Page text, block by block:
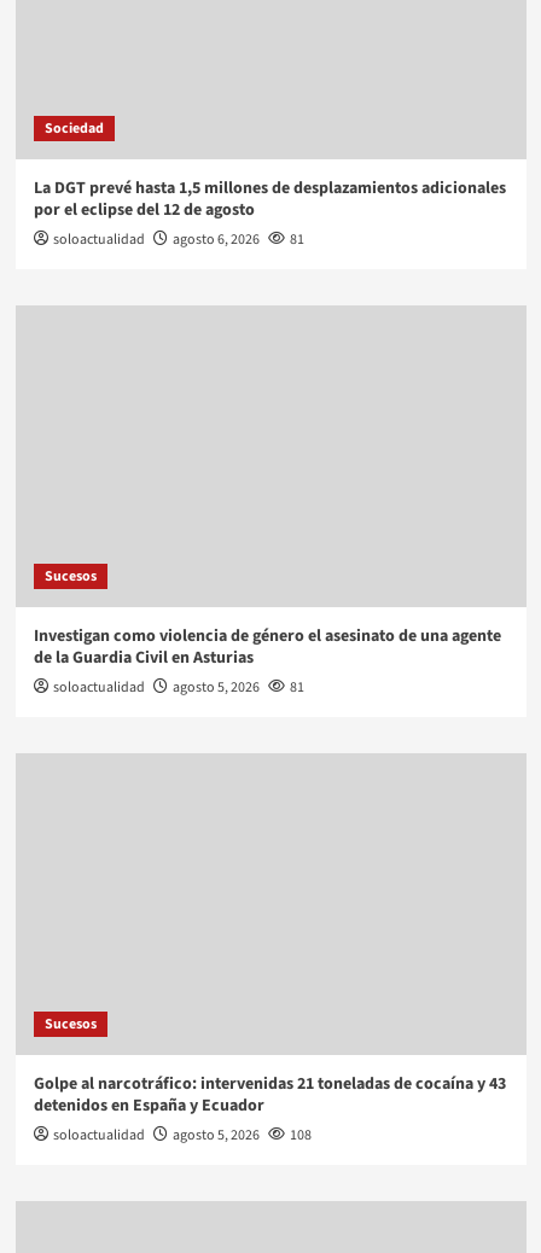
Sociedad
La DGT prevé hasta 1,5 millones de desplazamientos adicionales
por el eclipse del 12 de agosto
soloactualidad agosto 6, 2026 81
Sucesos
Investigan como violencia de género el asesinato de una agente
de la Guardia Civil en Asturias
soloactualidad agosto 5, 2026 81
Sucesos
Golpe al narcotráfico: intervenidas 21 toneladas de cocaína y 43
detenidos en España y Ecuador
soloactualidad agosto 5, 2026 108